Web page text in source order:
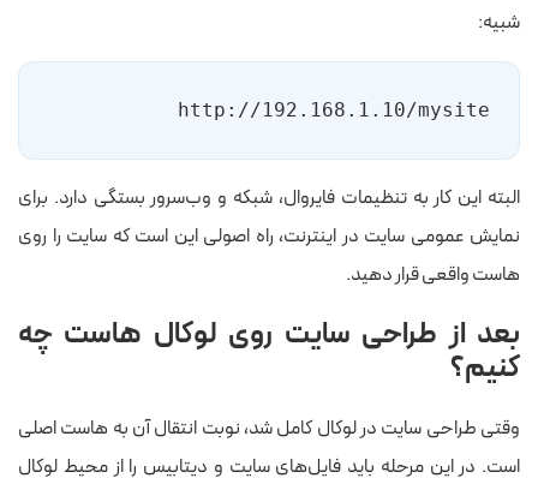
شبیه:
http://192.168.1.10/mysite
البته این کار به تنظیمات فایروال، شبکه و وب‌سرور بستگی دارد. برای
نمایش عمومی سایت در اینترنت، راه اصولی این است که سایت را روی
هاست واقعی قرار دهید.
بعد از طراحی سایت روی لوکال هاست چه
کنیم؟
وقتی طراحی سایت در لوکال کامل شد، نوبت انتقال آن به هاست اصلی
است. در این مرحله باید فایل‌های سایت و دیتابیس را از محیط لوکال